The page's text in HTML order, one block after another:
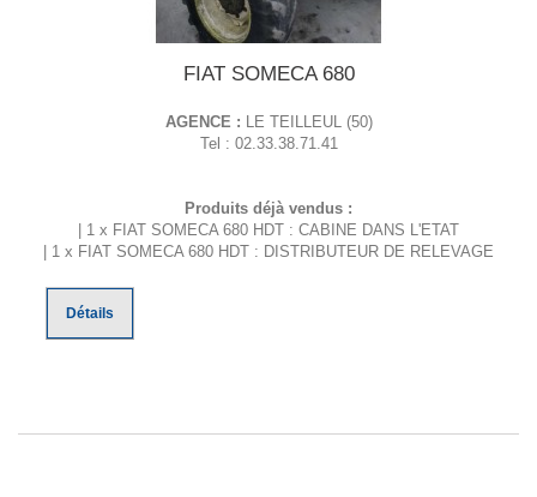
FIAT SOMECA 680
AGENCE :
LE TEILLEUL (50)
Tel : 02.33.38.71.41
Produits déjà vendus :
| 1 x FIAT SOMECA 680 HDT : CABINE DANS L'ETAT
| 1 x FIAT SOMECA 680 HDT : DISTRIBUTEUR DE RELEVAGE
Détails